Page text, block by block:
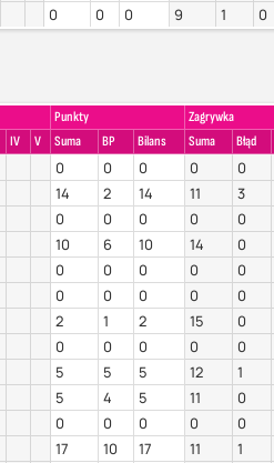
0 0 0 9 1 0
Punkty Zagrywka
IV V Suma BP Bilans Suma Błąd
0 0 0 0 0
14 2 14 11 3
0 0 0 0 0
10 6 10 14 0
0 0 0 0 0
0 0 0 0 0
2 1 2 15 0
0 0 0 0 0
5 5 5 12 1
5 4 5 11 0
0 0 0 0 0
17 10 17 11 1